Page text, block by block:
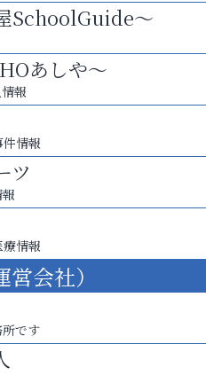
SchoolGuide～
あしや～
報
情報
ツ
情報
会社）
です